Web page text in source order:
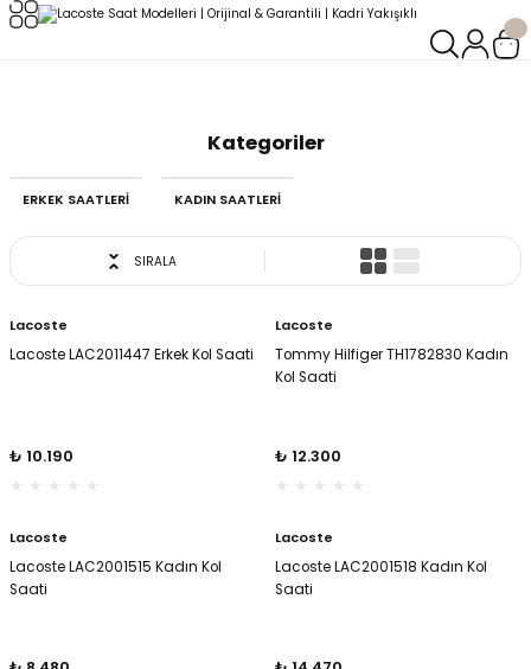
Kategoriler
ERKEK SAATLERİ KADIN SAATLERİ
SIRALA
Lacoste
Lacoste LAC2011447 Erkek Kol Saati
₺ 10.190
Lacoste
Tommy Hilfiger TH1782830 Kadın
Kol Saati
₺ 12.300
Lacoste
Lacoste LAC2001515 Kadın Kol
Saati
Lacoste
Lacoste LAC2001518 Kadın Kol
Saati